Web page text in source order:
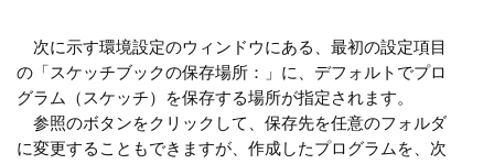
次に示す環境設定のウィンドウにある、最初の設定項目
の「スケッチブックの保存場所：」に、デフォルトでプロ
グラム（スケッチ）を保存する場所が指定されます。
参照のボタンをクリックして、保存先を任意のフォルダ
に変更することもできますが、作成したプログラムを、次